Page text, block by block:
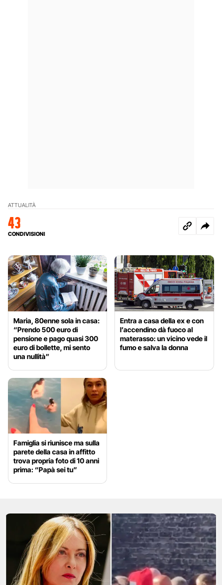
ATTUALITÀ
43
CONDIVISIONI
Maria, 80enne sola in casa:
“Prendo 500 euro di
pensione e pago quasi 300
euro di bollette, mi sento
una nullità”
Entra a casa della ex e con
l’accendino dà fuoco al
materasso: un vicino vede il
fumo e salva la donna
Famiglia si riunisce ma sulla
parete della casa in affitto
trova propria foto di 10 anni
prima: “Papà sei tu”